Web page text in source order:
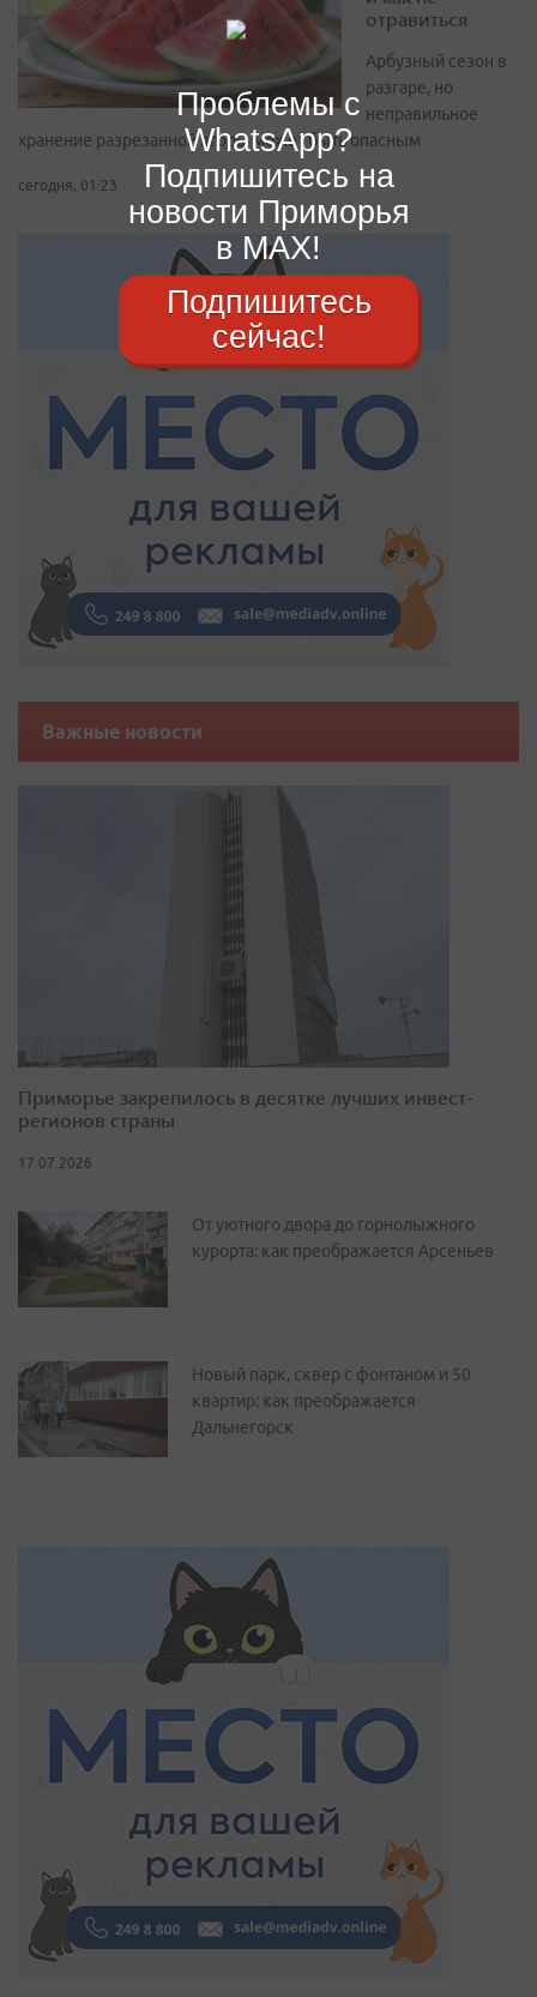
отравиться
Арбузный сезон в
разгаре, но
неправильное
хранение разрезанной ягоды может быть опасным
сегодня, 01:23
Важные новости
Приморье закрепилось в десятке лучших инвест-
регионов страны
17.07.2026
От уютного двора до горнолыжного
курорта: как преображается Арсеньев
Новый парк, сквер с фонтаном и 50
квартир: как преображается
Дальнегорск
Проблемы с
WhatsApp?
Подпишитесь на
новости Приморья
в MAX!
Подпишитесь
сейчас!